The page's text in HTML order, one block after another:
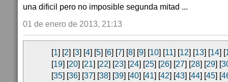
una dificil pero no imposible segunda mitad ...
01 de enero de 2013, 21:13
[1] [2] [3] [4] [5] [6] [7] [8] [9] [10] [11] [12] [13] [14] [
[19] [20] [21] [22] [23] [24] [25] [26] [27] [28] [29] [
[35] [36] [37] [38] [39] [40] [41] [42] [43] [44] [45] [